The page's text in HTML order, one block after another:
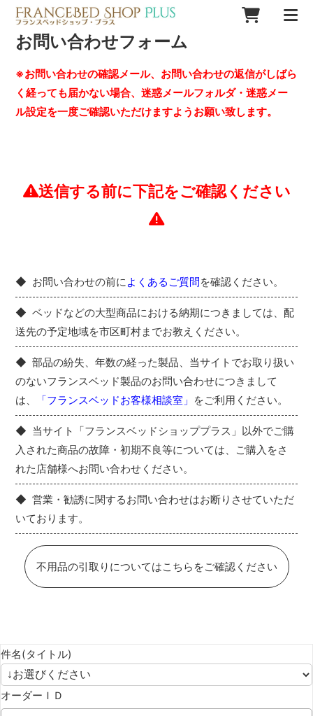
お問い合わせフォーム
※お問い合わせの確認メール、お問い合わせの返信がしばら
く経っても届かない場合、迷惑メールフォルダ・迷惑メー
ル設定を一度ご確認いただけますようお願い致します。
送信する前に下記をご確認ください
お問い合わせの前に よくあるご質問を確認ください。
ベッドなどの大型商品における納期につきましては、配
送先の予定地域を市区町村までお教えください。
部品の紛失、年数の経った製品、当サイトでお取り扱い
のないフランスベッド製品のお問い合わせにつきまして
は、
「フランスベッドお客様相談室」 をご利用ください。
当サイト「フランスベッドショッププラス」以外でご購
入された商品の故障・初期不良等については、ご購入をさ
れた店舗様へお問い合わせください。
営業・勧誘に関するお問い合わせはお断りさせていただ
いております。
不用品の引取りについてはこちらをご確認ください
件名(タイトル)
オーダーＩＤ